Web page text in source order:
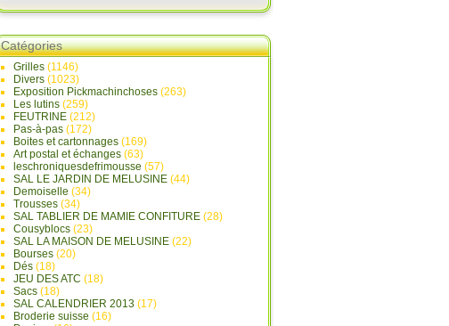
Catégories
Grilles (1146)
Divers (1023)
Exposition Pickmachinchoses (263)
Les lutins (259)
FEUTRINE (212)
Pas-à-pas (172)
Boites et cartonnages (169)
Art postal et échanges (63)
leschroniquesdefrimousse (57)
SAL LE JARDIN DE MELUSINE (44)
Demoiselle (34)
Trousses (34)
SAL TABLIER DE MAMIE CONFITURE (28)
Cousyblocs (23)
SAL LA MAISON DE MELUSINE (22)
Bourses (20)
Dés (18)
JEU DES ATC (18)
Sacs (18)
SAL CALENDRIER 2013 (17)
Broderie suisse (16)